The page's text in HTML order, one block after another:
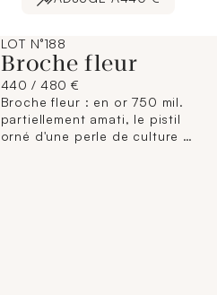
LOT N°188
Broche fleur
440 / 480 €
Broche fleur : en or 750 mil.
partiellement amati, le pistil
orné d'une perle de culture (à